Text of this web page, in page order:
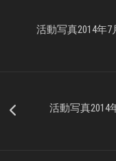
活動写真2014年
活動写真2014